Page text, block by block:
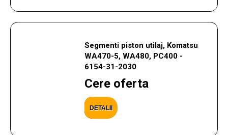
Segmenti piston utilaj, Komatsu
WA470-5, WA480, PC400 -
6154-31-2030
Cere oferta
DETALII